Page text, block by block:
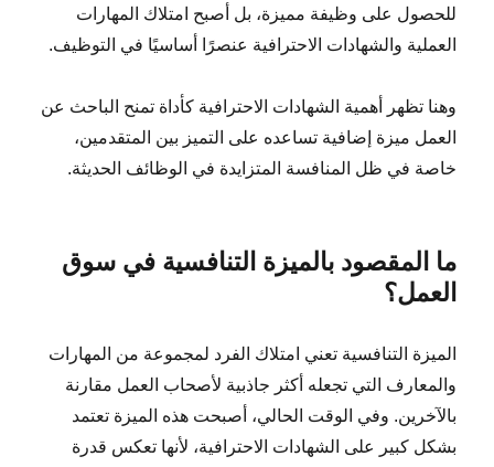
للحصول على وظيفة مميزة، بل أصبح امتلاك المهارات
العملية والشهادات الاحترافية عنصرًا أساسيًا في التوظيف.
وهنا تظهر أهمية الشهادات الاحترافية كأداة تمنح الباحث عن
العمل ميزة إضافية تساعده على التميز بين المتقدمين،
خاصة في ظل المنافسة المتزايدة في الوظائف الحديثة.
ما المقصود بالميزة التنافسية في سوق
العمل؟
الميزة التنافسية تعني امتلاك الفرد لمجموعة من المهارات
والمعارف التي تجعله أكثر جاذبية لأصحاب العمل مقارنة
بالآخرين. وفي الوقت الحالي، أصبحت هذه الميزة تعتمد
بشكل كبير على الشهادات الاحترافية، لأنها تعكس قدرة